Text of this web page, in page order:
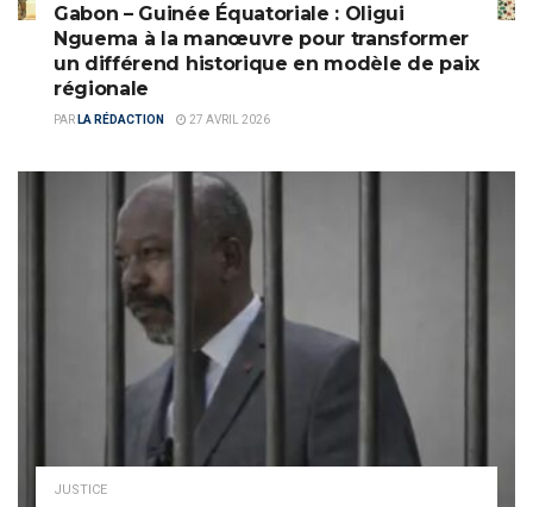
Gabon – Guinée Équatoriale : Oligui
Nguema à la manœuvre pour transformer
un différend historique en modèle de paix
régionale
PAR LA RÉDACTION 27 AVRIL 2026
JUSTICE